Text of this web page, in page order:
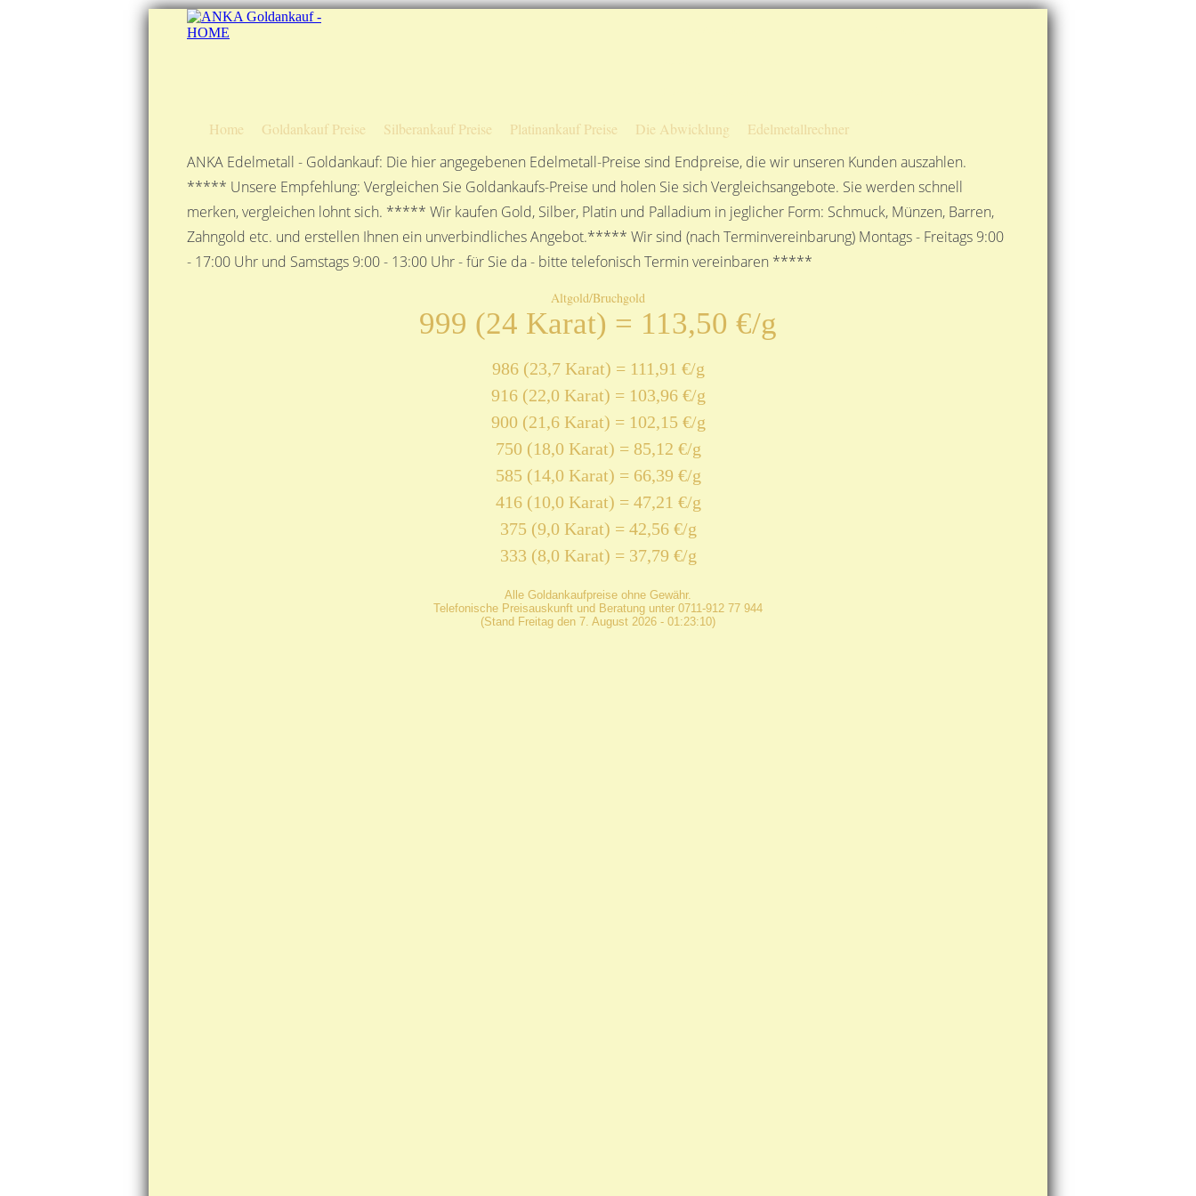
Home Goldankauf Preise Silberankauf Preise Platinankauf Preise Die Abwicklung Edelmetallrechner
ANKA Edelmetall - Goldankauf: Die hier angegebenen Edelmetall-Preise sind Endpreise, die wir unseren Kunden auszahlen.
***** Unsere Empfehlung: Vergleichen Sie Goldankaufs-Preise und holen Sie sich Vergleichsangebote. Sie werden schnell
merken, vergleichen lohnt sich. ***** Wir kaufen Gold, Silber, Platin und Palladium in jeglicher Form: Schmuck, Münzen, Barren,
Zahngold etc. und erstellen Ihnen ein unverbindliches Angebot.***** Wir sind (nach Terminvereinbarung) Montags - Freitags 9:00
- 17:00 Uhr und Samstags 9:00 - 13:00 Uhr - für Sie da - bitte telefonisch Termin vereinbaren *****
Altgold/Bruchgold
999 (24 Karat) = 113,50 €/g
986 (23,7 Karat) = 111,91 €/g
916 (22,0 Karat) = 103,96 €/g
900 (21,6 Karat) = 102,15 €/g
750 (18,0 Karat) = 85,12 €/g
585 (14,0 Karat) = 66,39 €/g
416 (10,0 Karat) = 47,21 €/g
375 (9,0 Karat) = 42,56 €/g
333 (8,0 Karat) = 37,79 €/g
Alle Goldankaufpreise ohne Gewähr.
Telefonische Preisauskunft und Beratung unter 0711-912 77 944
(Stand Freitag den 7. August 2026 - 01:23:10)